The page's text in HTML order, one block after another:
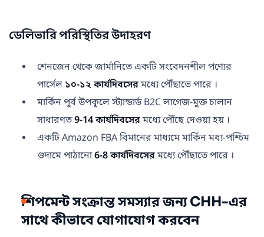
ডেলিভারি পরিস্থিতির উদাহরণ
শেনজেন থেকে জার্মানিতে একটি সংবেদনশীল পণ্যের
পার্সেল ১০-১২ কার্যদিবসেরমধ্যে পৌঁছাতে পারে ।
মার্কিন পূর্ব উপকূলে স্ট্যান্ডার্ড B2C লাগেজ-মুক্ত চালান
সাধারণত9-14 কার্যদিবসেরমধ্যে পৌঁছে দেওয়া হয় ।
একটি Amazon FBA বিমানের মাধ্যমে মার্কিন মধ্য-পশ্চিম
গুদামে পাঠানো6-8 কার্যদিবসেরমধ্যে পৌঁছাতে পারে ।
শিপমেন্ট সংক্রান্ত সমস্যার জন্য CHH-এর
সাথে কীভাবে যোগাযোগ করবেন